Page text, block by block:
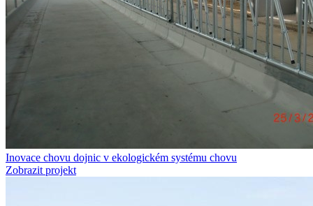
Inovace chovu dojnic v ekologickém systému chovu
Zobrazit projekt